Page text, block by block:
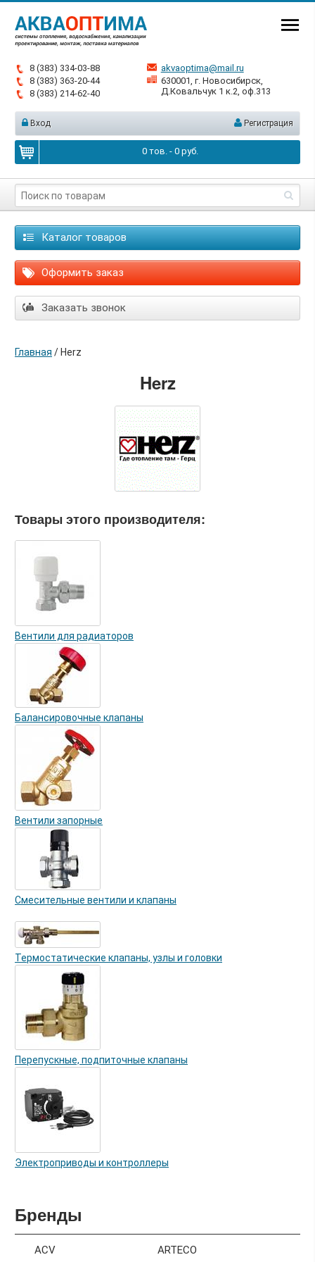
8 (383) 334-03-88
8 (383) 363-20-44
8 (383) 214-62-40
akvaoptima@mail.ru
630001, г. Новосибирск,
Д.Ковальчук 1 к.2, оф.313
Вход Регистрация
0тов. - 0руб.
Каталог товаров
Оформить заказ
Заказать звонок
Главная / Herz
Herz
Товары этого производителя:
Вентили для радиаторов
Балансировочные клапаны
Вентили запорные
Смесительные вентили и клапаны
Термостатические клапаны, узлы и головки
Перепускные, подпиточные клапаны
Электроприводы и контроллеры
Бренды
ACV ARTECO